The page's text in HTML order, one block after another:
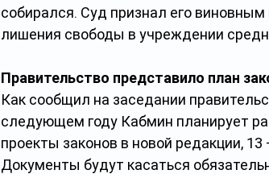
собирался. Суд признал его
лишения свободы в учреждении
Правительство представило план
Как сообщил на заседании
следующем году Кабмин планирует
проекты законов в новой редакции,
Документы будут касаться